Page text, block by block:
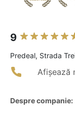
9
Predeal, Strada
Afișează
Despre companie: